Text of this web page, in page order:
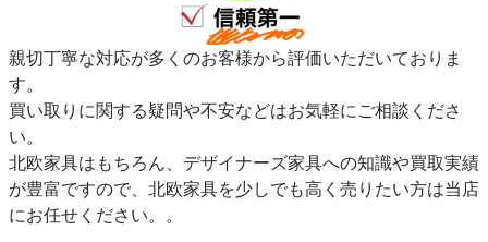
親切丁寧な対応が多くのお客様から評価いただいておりま
す。
買い取りに関する疑問や不安などはお気軽にご相談くださ
い。
北欧家具はもちろん、デザイナーズ家具への知識や買取実績
が豊富ですので、北欧家具を少しでも高く売りたい方は当店
にお任せください。。